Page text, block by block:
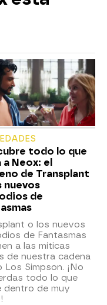
todo lo que
a Neox: el
de Transplant
nuevos
de
o los nuevos
de Fantasmas
a las míticas
de nuestra cadena
Los Simpson. ¡No
todo lo que
dentro de muy